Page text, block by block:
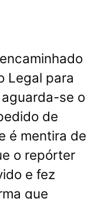
Legal para
se o
de
é mentira de
o repórter
e fez
que